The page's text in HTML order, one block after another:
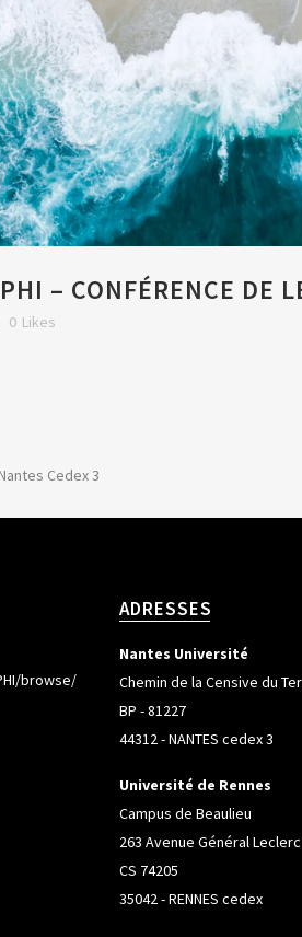
– CONFÉRENCE DE
0 Likes
Cedex 3
browse/
ADRESSES
Nantes Université
Chemin de la Censive du
BP - 81227
44312 - NANTES cedex 3
Université de Rennes
Campus de Beaulieu
263 Avenue Général Leclerc
CS 74205
35042 - RENNES cedex